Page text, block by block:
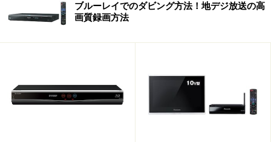
ブルーレイでのダビング方法！地デジ放送の高
画質録画方法